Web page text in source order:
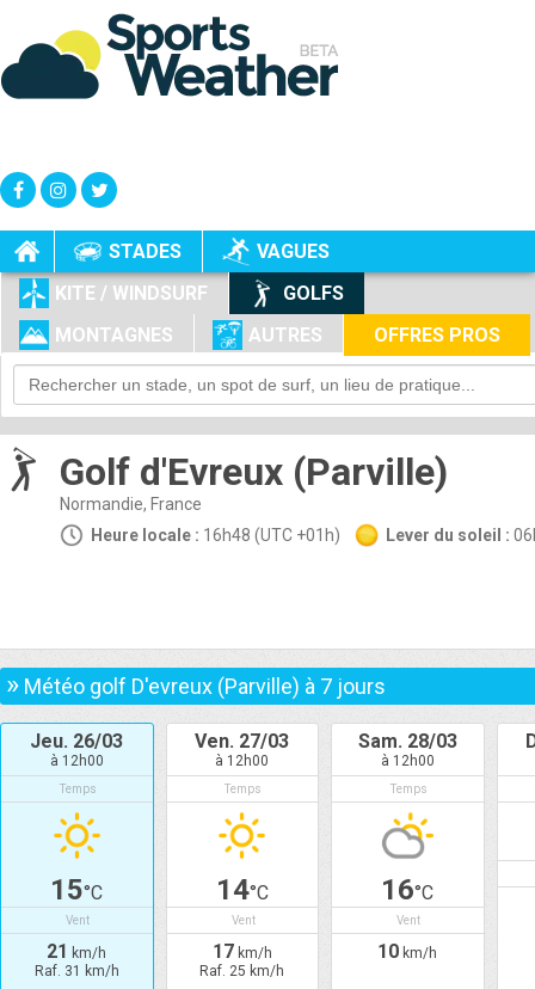
STADES
VAGUES
KITE / WINDSURF
GOLFS
MONTAGNES
AUTRES OFFRES PROS
+
-
Golf d'Evreux (Parville)
Normandie, France
Heure locale : 16h48 (UTC +01h) Lever du soleil :
» Météo golf D'evreux (Parville) à 7 jours
Jeu. 26/03
à 12h00
Temps
15°C
Vent
21 km/h
Raf. 31 km/h
Ven. 27/03
à 12h00
Temps
14°C
Vent
17 km/h
Raf. 25 km/h
Sam. 28/03
à 12h00
Temps
16°C
Vent
10 km/h